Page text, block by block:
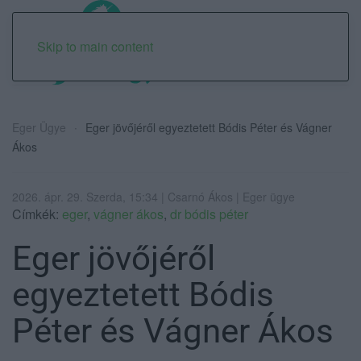
Skip to main content
Eger Ügye
Eger jövőjéről egyeztetett Bódis Péter és Vágner
Ákos
2026. ápr. 29. Szerda, 15:34 | Csarnó Ákos | Eger ügye
Címkék: eger, vágner ákos, dr bódis péter
Eger jövőjéről
egyeztetett Bódis
Péter és Vágner Ákos